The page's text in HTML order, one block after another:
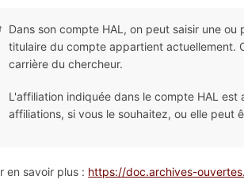
Dans son compte HAL, on peut saisir une
titulaire du compte appartient actuellement.
carrière du chercheur.
L'affiliation indiquée dans le compte HAL
affiliations, si vous le souhaitez, ou elle peut
en savoir plus : https://doc.archives-